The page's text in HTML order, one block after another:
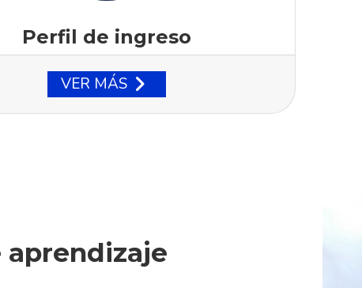
Perfil de ingreso
VER MÁS
aprendizaje